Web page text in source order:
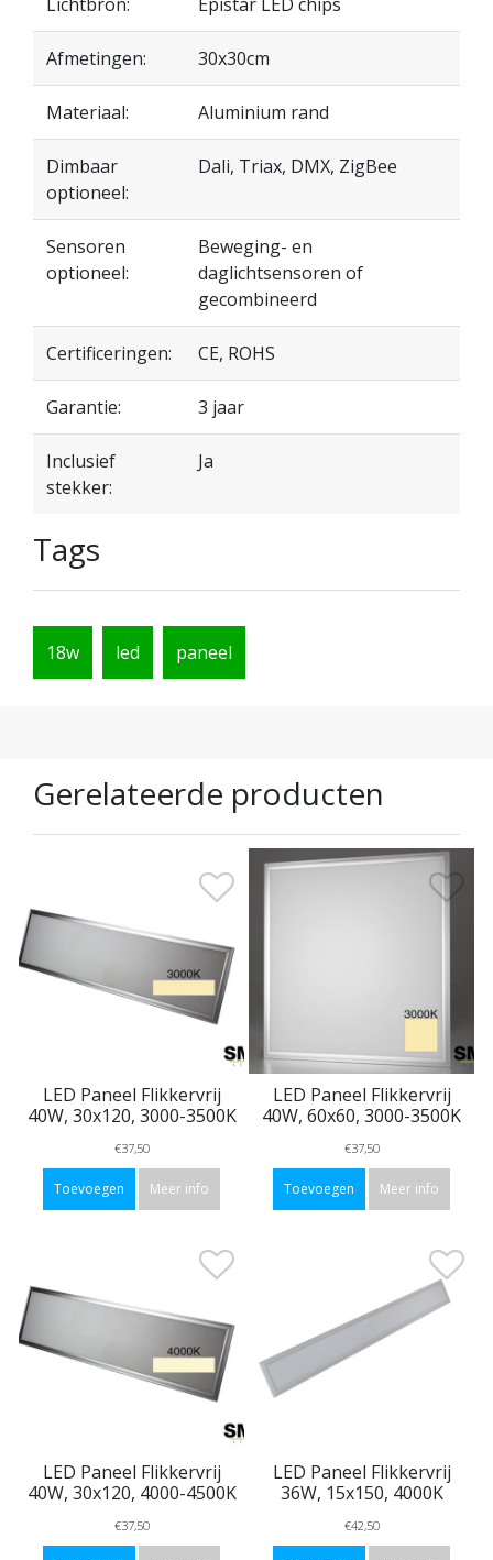
Afmetingen: 30x30cm
Materiaal: Aluminium rand
Dimbaar
optioneel:
Dali, Triax, DMX, ZigBee
Sensoren
optioneel:
Beweging- en
daglichtsensoren of
gecombineerd
Certificeringen: CE, ROHS
Garantie: 3 jaar
Inclusief
stekker:
Ja
Tags
18w led paneel
Gerelateerde producten
LED Paneel Flikkervrij
40W, 30x120, 3000-3500K
€37,50
Toevoegen Meer info
LED Paneel Flikkervrij
40W, 60x60, 3000-3500K
€37,50
Toevoegen Meer info
LED Paneel Flikkervrij
40W, 30x120, 4000-4500K
€37,50
LED Paneel Flikkervrij
36W, 15x150, 4000K
€42,50